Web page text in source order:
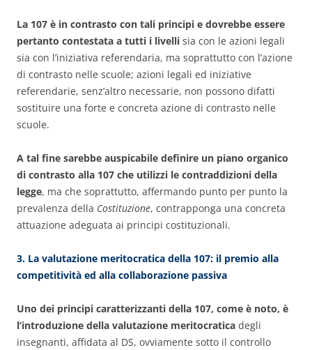
La 107 è in contrasto con tali principi e dovrebbe essere
pertanto contestata a tutti i livelli sia con le azioni legali
sia con l’iniziativa referendaria, ma soprattutto con l’azione
di contrasto nelle scuole; azioni legali ed iniziative
referendarie, senz’altro necessarie, non possono difatti
sostituire una forte e concreta azione di contrasto nelle
scuole.
A tal fine sarebbe auspicabile definire un piano organico
di contrasto alla 107 che utilizzi le contraddizioni della
legge, ma che soprattutto, affermando punto per punto la
prevalenza della Costituzione, contrapponga una concreta
attuazione adeguata ai principi costituzionali.
3. La valutazione meritocratica della 107: il premio alla
competitività ed alla collaborazione passiva
Uno dei principi caratterizzanti della 107, come è noto, è
l’introduzione della valutazione meritocratica degli
insegnanti, affidata al DS, ovviamente sotto il controllo